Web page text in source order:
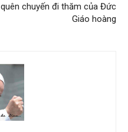
quên chuyến đi thăm của Đức
Giáo hoàng